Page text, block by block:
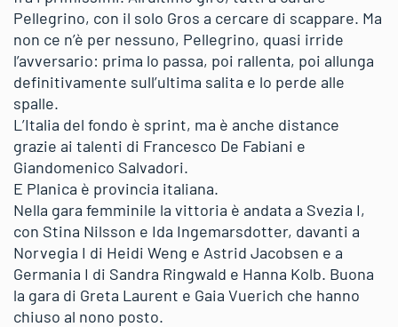
Pellegrino, con il solo Gros a cercare di scappare. Ma
non ce n’è per nessuno, Pellegrino, quasi irride
l’avversario: prima lo passa, poi rallenta, poi allunga
definitivamente sull’ultima salita e lo perde alle
spalle.
L’Italia del fondo è sprint, ma è anche distance
grazie ai talenti di Francesco De Fabiani e
Giandomenico Salvadori.
E Planica è provincia italiana.
Nella gara femminile la vittoria è andata a Svezia I,
con Stina Nilsson e Ida Ingemarsdotter, davanti a
Norvegia I di Heidi Weng e Astrid Jacobsen e a
Germania I di Sandra Ringwald e Hanna Kolb. Buona
la gara di Greta Laurent e Gaia Vuerich che hanno
chiuso al nono posto.